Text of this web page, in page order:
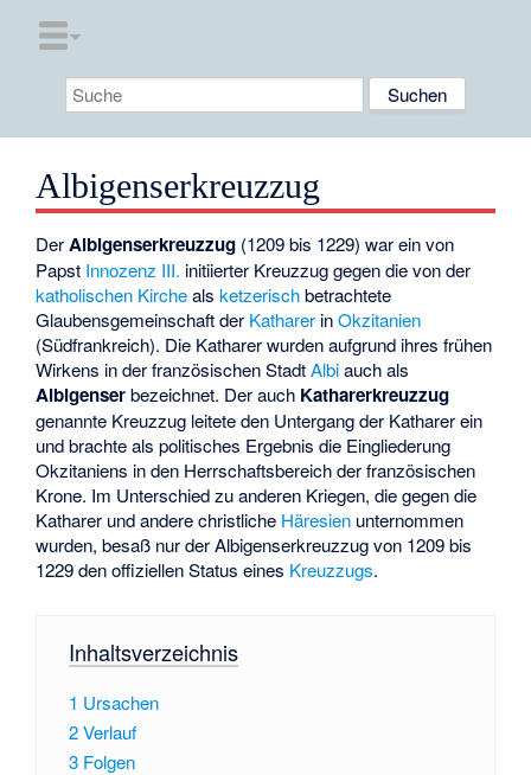
Albigenserkreuzzug
DerAlbigenserkreuzzug (1209 bis 1229) war ein von
Papst Innozenz III. initiierter Kreuzzug gegen die von der
katholischen Kirchealsketzerischbetrachtete
Glaubensgemeinschaft der Katharer inOkzitanien
(Südfrankreich). Die Katharer wurden aufgrund ihres frühen
Wirkens in der französischen StadtAlbiauch als
Albigenserbezeichnet. Der auch Katharerkreuzzug
genannte Kreuzzug leitete den Untergang der Katharer ein
und brachte als politisches Ergebnis die Eingliederung
Okzitaniens in den Herrschaftsbereich der französischen
Krone. Im Unterschied zu anderen Kriegen, die gegen die
Katharer und andere christliche Häresien unternommen
wurden, besaß nur der Albigenserkreuzzug von 1209 bis
1229 den offiziellen Status eines Kreuzzugs.
Inhaltsverzeichnis
1 Ursachen
2Verlauf
3 Folgen